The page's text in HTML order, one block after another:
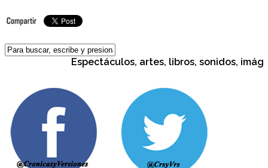
Espectáculos, artes, libros, sonidos,